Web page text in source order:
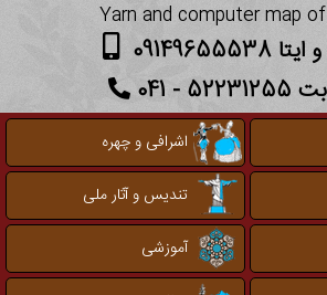
Yarn and computer map
- 041
اشرافی و چهره
تندیس و آثار ملی
آموزشی